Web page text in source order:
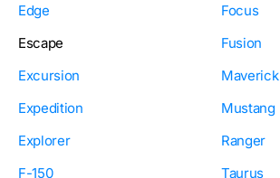
Edge
Escape
Excursion
Expedition
Explorer
F-150
Focus
Fusion
Maverick
Mustang
Ranger
Taurus